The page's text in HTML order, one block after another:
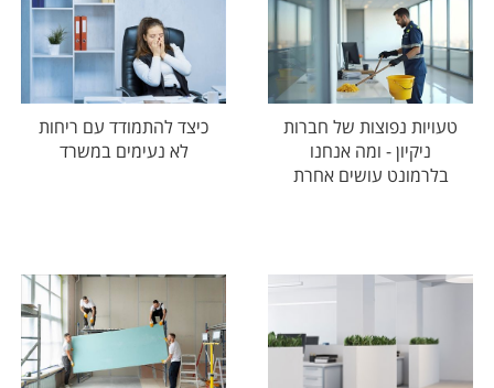
טעויות נפוצות של חברות
ניקיון - ומה אנחנו
בלרמונט עושים אחרת
כיצד להתמודד עם ריחות
לא נעימים במשרד